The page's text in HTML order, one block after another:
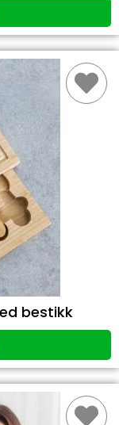
bestikk